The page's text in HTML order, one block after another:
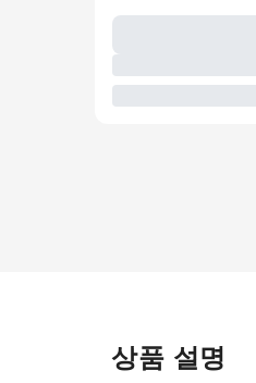
상품 설명